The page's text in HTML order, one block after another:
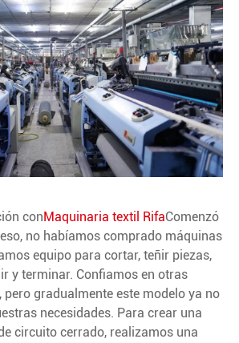
conMaquinaria textil RifaComenzó
no habíamos comprado máquinas
equipo para cortar, teñir piezas,
y terminar. Confiamos en otras
gradualmente este modelo ya no
necesidades. Para crear una
circuito cerrado, realizamos una